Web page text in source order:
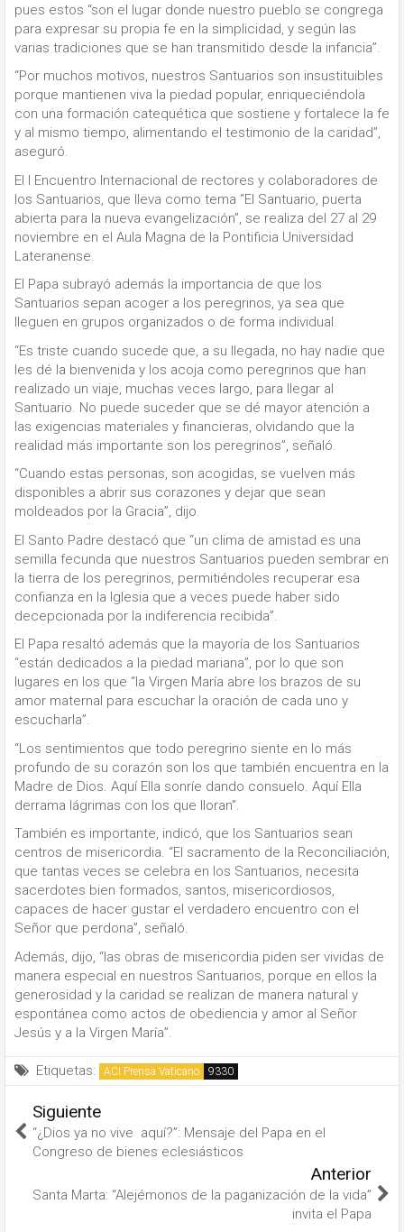
pues estos “son el lugar donde nuestro pueblo se congrega
para expresar su propia fe en la simplicidad, y según las
varias tradiciones que se han transmitido desde la infancia”.
“Por muchos motivos, nuestros Santuarios son insustituibles
porque mantienen viva la piedad popular, enriqueciéndola
con una formación catequética que sostiene y fortalece la fe
y al mismo tiempo, alimentando el testimonio de la caridad”,
aseguró.
El I Encuentro Internacional de rectores y colaboradores de
los Santuarios, que lleva como tema “El Santuario, puerta
abierta para la nueva evangelización”, se realiza del 27 al 29
noviembre en el Aula Magna de la Pontificia Universidad
Lateranense.
El Papa subrayó además la importancia de que los
Santuarios sepan acoger a los peregrinos, ya sea que
lleguen en grupos organizados o de forma individual.
“Es triste cuando sucede que, a su llegada, no hay nadie que
les dé la bienvenida y los acoja como peregrinos que han
realizado un viaje, muchas veces largo, para llegar al
Santuario. No puede suceder que se dé mayor atención a
las exigencias materiales y financieras, olvidando que la
realidad más importante son los peregrinos”, señaló.
“Cuando estas personas, son acogidas, se vuelven más
disponibles a abrir sus corazones y dejar que sean
moldeados por la Gracia”, dijo.
El Santo Padre destacó que “un clima de amistad es una
semilla fecunda que nuestros Santuarios pueden sembrar en
la tierra de los peregrinos, permitiéndoles recuperar esa
confianza en la Iglesia que a veces puede haber sido
decepcionada por la indiferencia recibida”.
El Papa resaltó además que la mayoría de los Santuarios
“están dedicados a la piedad mariana”, por lo que son
lugares en los que “la Virgen María abre los brazos de su
amor maternal para escuchar la oración de cada uno y
escucharla”.
“Los sentimientos que todo peregrino siente en lo más
profundo de su corazón son los que también encuentra en la
Madre de Dios. Aquí Ella sonríe dando consuelo. Aquí Ella
derrama lágrimas con los que lloran”.
También es importante, indicó, que los Santuarios sean
centros de misericordia. “El sacramento de la Reconciliación,
que tantas veces se celebra en los Santuarios, necesita
sacerdotes bien formados, santos, misericordiosos,
capaces de hacer gustar el verdadero encuentro con el
Señor que perdona”, señaló.
Además, dijo, “las obras de misericordia piden ser vividas de
manera especial en nuestros Santuarios, porque en ellos la
generosidad y la caridad se realizan de manera natural y
espontánea como actos de obediencia y amor al Señor
Jesús y a la Virgen María”.
Etiquetas: ACI Prensa Vaticano
Siguiente
“¿Dios ya no vive aquí?”: Mensaje del Papa en el
Congreso de bienes eclesiásticos
Anterior
Santa Marta: “Alejémonos de la paganización de la vida”
invita el Papa